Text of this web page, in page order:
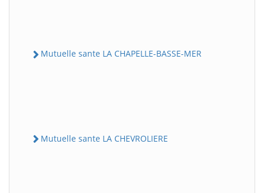
Mutuelle sante LA CHAPELLE-BASSE-MER
Mutuelle sante LA CHEVROLIERE